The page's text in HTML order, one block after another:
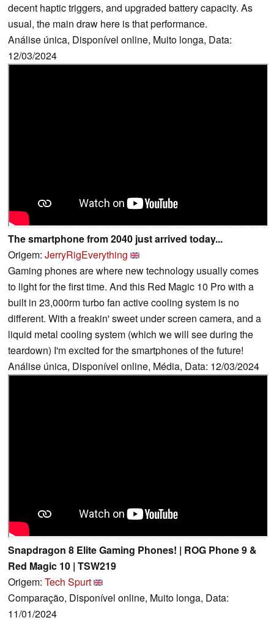
decent haptic triggers, and upgraded battery capacity. As
usual, the main draw here is that performance.
Análise única, Disponível online, Muito longa, Data:
12/03/2024
The smartphone from 2040 just arrived today...
Origem: JerryRigEverything
Gaming phones are where new technology usually comes
to light for the first time. And this Red Magic 10 Pro with a
built in 23,000rm turbo fan active cooling system is no
different. With a freakin' sweet under screen camera, and a
liquid metal cooling system (which we will see during the
teardown) I'm excited for the smartphones of the future!
Análise única, Disponível online, Média, Data: 12/03/2024
Snapdragon 8 Elite Gaming Phones! | ROG Phone 9 &
Red Magic 10 | TSW219
Origem: Tech Spurt
Comparação, Disponível online, Muito longa, Data:
11/01/2024